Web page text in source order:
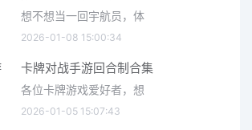
想不想当一回宇航员，体
2026-01-08 15:00:34
卡牌对战手游回合制合集
各位卡牌游戏爱好者，想
2026-01-05 15:07:43